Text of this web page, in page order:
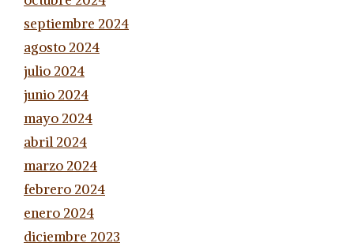
septiembre 2024
agosto 2024
julio 2024
junio 2024
mayo 2024
abril 2024
marzo 2024
febrero 2024
enero 2024
diciembre 2023